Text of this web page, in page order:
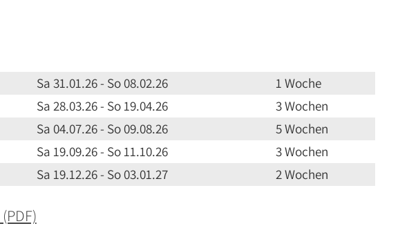
Sa 31.01.26 - So 08.02.26
1 Woche
Sa 28.03.26 - So 19.04.26
3 Wochen
Sa 04.07.26 - So 09.08.26
5 Wochen
Sa 19.09.26 - So 11.10.26
3 Wochen
Sa 19.12.26 - So 03.01.27 2 Wochen
(PDF)